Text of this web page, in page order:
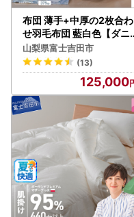
布団 薄手+中厚の2枚合わ
せ羽毛布団 藍白色【ダニ
忌避率84％】
山梨県富士吉田市
(13)
125,000